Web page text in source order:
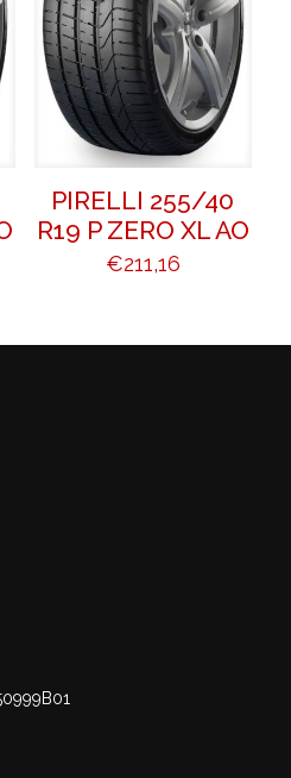
PIRELLI 255/40
R19 P ZERO XL AO
€211,16